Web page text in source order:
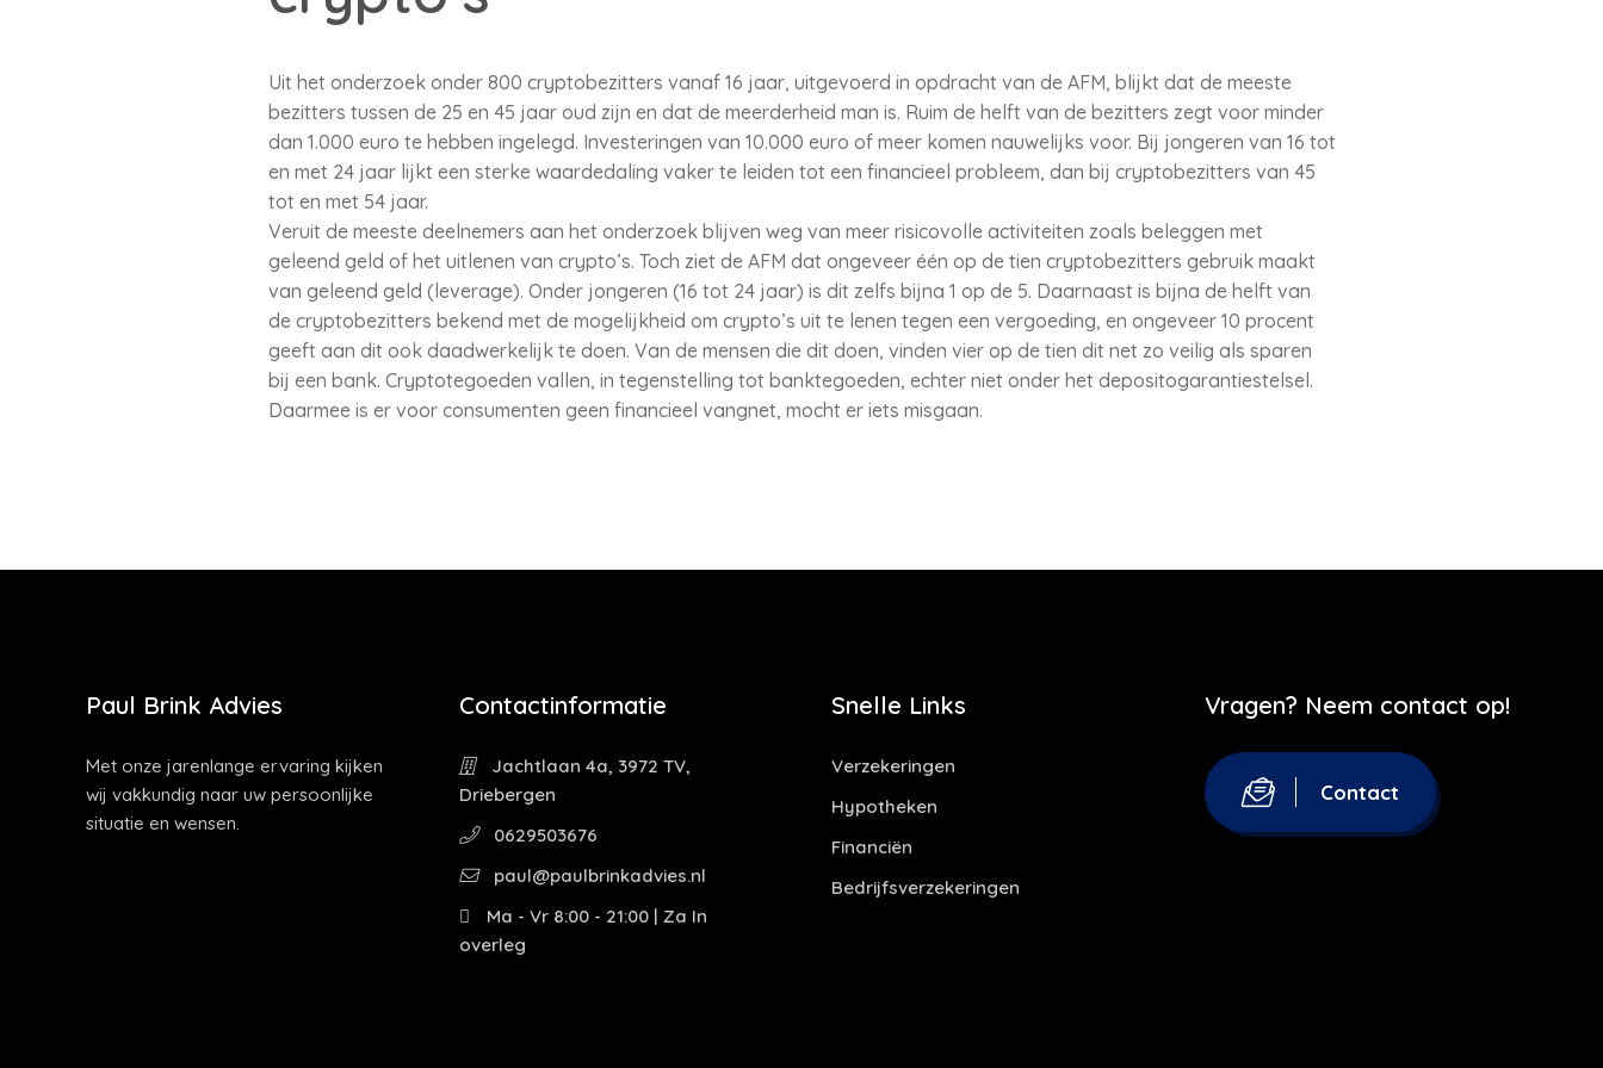
Uit het onderzoek onder 800 cryptobezitters vanaf 16 jaar, uitgevoerd in opdracht van de AFM, blijkt dat de meeste
bezitters tussen de 25 en 45 jaar oud zijn en dat de meerderheid man is. Ruim de helft van de bezitters zegt voor minder
dan 1.000 euro te hebben ingelegd. Investeringen van 10.000 euro of meer komen nauwelijks voor. Bij jongeren van 16 tot
en met 24 jaar lijkt een sterke waardedaling vaker te leiden tot een financieel probleem, dan bij cryptobezitters van 45
tot en met 54 jaar.
Veruit de meeste deelnemers aan het onderzoek blijven weg van meer risicovolle activiteiten zoals beleggen met
geleend geld of het uitlenen van crypto’s. Toch ziet de AFM dat ongeveer één op de tien cryptobezitters gebruik maakt
van geleend geld (leverage). Onder jongeren (16 tot 24 jaar) is dit zelfs bijna 1 op de 5. Daarnaast is bijna de helft van
de cryptobezitters bekend met de mogelijkheid om crypto’s uit te lenen tegen een vergoeding, en ongeveer 10 procent
geeft aan dit ook daadwerkelijk te doen. Van de mensen die dit doen, vinden vier op de tien dit net zo veilig als sparen
bij een bank. Cryptotegoeden vallen, in tegenstelling tot banktegoeden, echter niet onder het depositogarantiestelsel.
Daarmee is er voor consumenten geen financieel vangnet, mocht er iets misgaan.
Paul Brink Advies
Met onze jarenlange ervaring kijken
wij vakkundig naar uw persoonlijke
situatie en wensen.
Contactinformatie
Jachtlaan 4a, 3972 TV,
Driebergen
0629503676
paul@paulbrinkadvies.nl
Ma - Vr 8:00 - 21:00 | Za In
overleg
Snelle Links
Verzekeringen
Hypotheken
Financiën
Bedrijfsverzekeringen
Vragen? Neem contact op!
Contact